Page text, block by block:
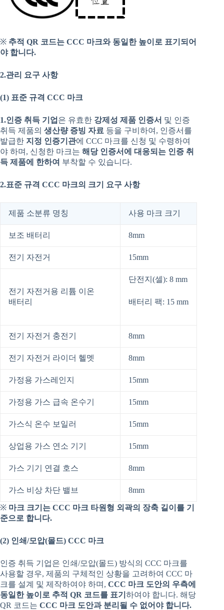
※ 추적 QR 코드는 CCC 마크와 동일한 높이로 표기되어
야 합니다.
2.관리 요구 사항
(1) 표준 규격 CCC 마크
1.인증 취득 기업 은 유효한 강제성 제품 인증서 및 인증
취득 제품의 생산량 증빙 자료 등을 구비하여, 인증서를
발급한 지정 인증기관에 CCC 마크를 신청 및 수령하여
야 하며, 신청한 마크는 해당 인증서에 대응되는 인증 취
득 제품에 한하여 부착할 수 있습니다.
2.표준 규격 CCC 마크의 크기 요구 사항
제품 소분류 명칭 사용 마크 크기
보조 배터리 8mm
전기 자전거 15mm
전기 자전거용 리튬 이온
배터리
단전지(셀): 8 mm
배터리 팩: 15 mm
전기 자전거 충전기 8mm
전기 자전거 라이더 헬멧 8mm
가정용 가스레인지 15mm
가정용 가스 급속 온수기 15mm
가스식 온수 보일러 15mm
상업용 가스 연소 기기 15mm
가스 기기 연결 호스 8mm
가스 비상 차단 밸브 8mm
※ 마크 크기는 CCC 마크 타원형 외곽의 장축 길이를 기
준으로 합니다.
(2) 인쇄/모압(몰드) CCC 마크
인증 취득 기업은 인쇄/모압(몰드) 방식의 CCC 마크를
사용할 경우, 제품의 구체적인 상황을 고려하여 CCC 마
크를 설계 및 제작하여야 하며, CCC 마크 도안의 우측에
동일한 높이로 추적 QR 코드를 표기 하여야 합니다. 해당
QR 코드는 CCC 마크 도안과 분리될 수 없어야 합니다.